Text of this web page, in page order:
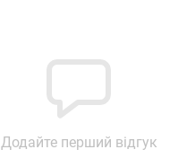
Додайте перший відгук